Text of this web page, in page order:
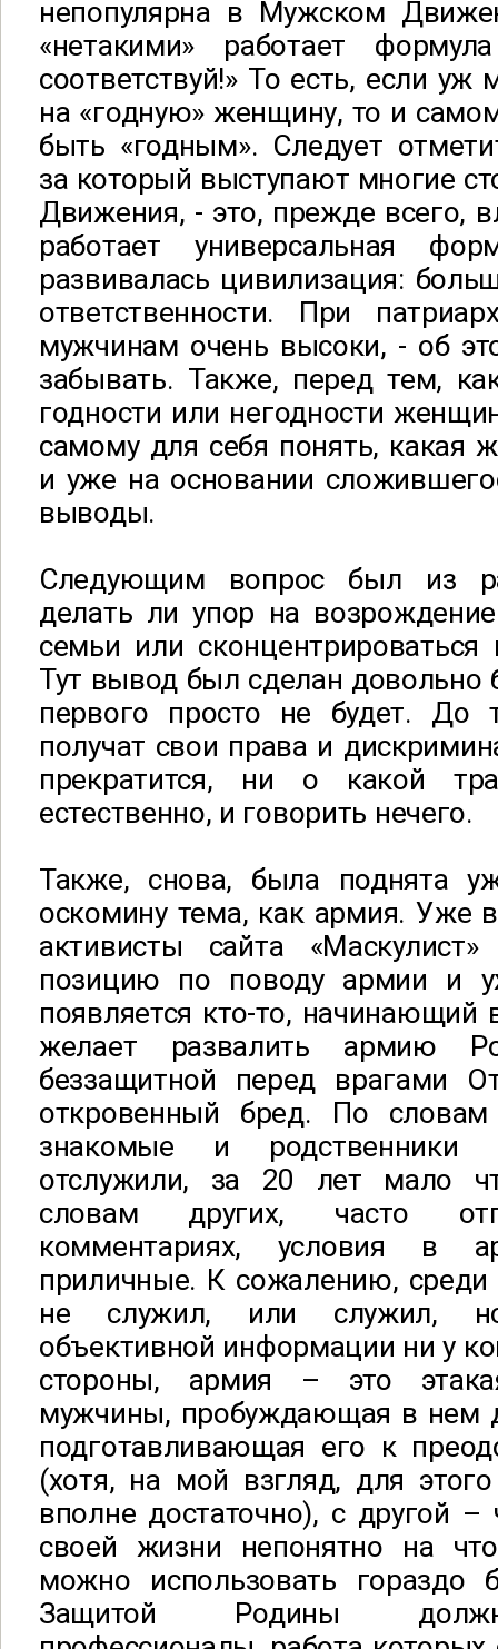
непопулярна в Мужском
«нетакими» работает
соответствуй!» То есть, если уж
на «годную» женщину, то и
быть «годным». Следует
за который выступают многие
Движения, - это, прежде всего,
работает универсальная
развивалась цивилизация:
ответственности. При
мужчинам очень высоки, - об
забывать. Также, перед тем,
годности или негодности
самому для себя понять, какая
и уже на основании
выводы.
Следующим вопрос был из
делать ли упор на
семьи или
Тут вывод был сделан довольно
первого просто не будет. До
получат свои права и
прекратится, ни о какой
естественно, и говорить нечего.
Также, снова, была поднята
оскомину тема, как армия. Уже
активисты сайта
позицию по поводу армии и
появляется кто-то, начинающий
желает развалить армию
беззащитной перед врагами
откровенный бред. По словам
знакомые и родственники
отслужили, за 20 лет мало
словам других, часто
комментариях, условия в
приличные. К сожалению, среди
не служил, или служил,
объективной информации ни у
стороны, армия – это
мужчины, пробуждающая в нем
подготавливающая его к
(хотя, на мой взгляд, для
вполне достаточно), с другой –
своей жизни непонятно на
можно использовать гораздо
Защитой Родины